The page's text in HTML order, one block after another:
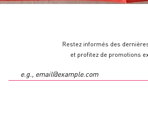
Restez informés des
et profitez de promotions